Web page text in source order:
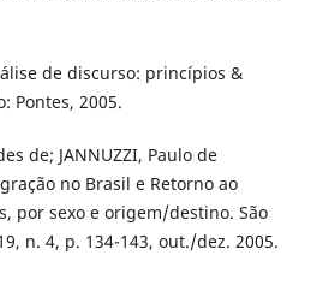
de discurso: princípios &
Pontes, 2005.
de; JANNUZZI, Paulo de
no Brasil e Retorno ao
por sexo e origem/destino. São
n. 4, p. 134-143, out./dez. 2005.